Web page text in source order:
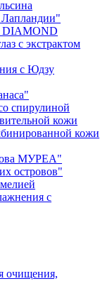
Лапландии"
DIAMOND
с экстрактом
с Юдзу
спирулиной
кожи
кожи
МУРЕА"
островов"
с
очищения,